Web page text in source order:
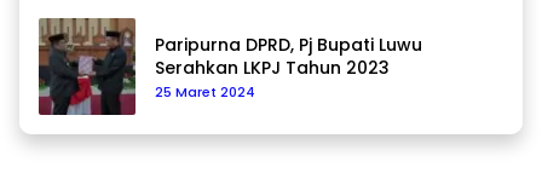
Paripurna DPRD, Pj Bupati Luwu
Serahkan LKPJ Tahun 2023
25 Maret 2024